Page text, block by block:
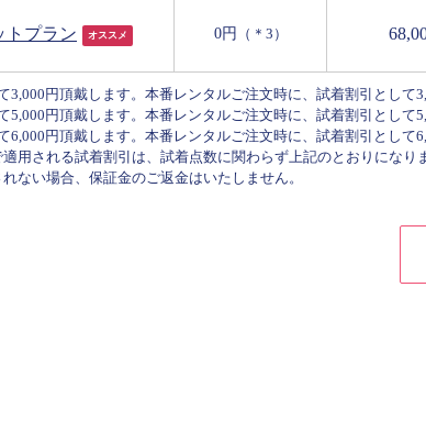
トプラン オススメ 0円 （＊3）
3,000円頂戴します。本番レンタルご注文時に、試着割引として
5,000円頂戴します。本番レンタルご注文時に、試着割引とし
6,000円頂戴します。本番レンタルご注文時に、試着割引とし
用される試着割引は、試着点数に関わらず上記のとおりになり
ない場合、保証金のご返金はいたしません。